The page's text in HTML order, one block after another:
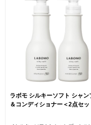
ラボモ シルキーソフト シャン
＆コンディショナー＜2点セッ